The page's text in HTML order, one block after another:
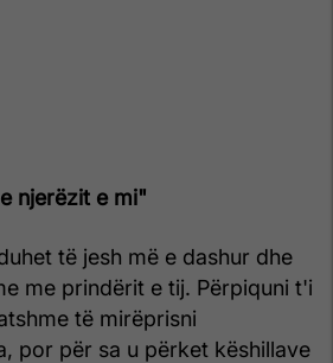
njerëzit e mi"
të jesh më e dashur dhe
me prindërit e tij. Përpiquni t'i
të mirëprisni
por për sa u përket këshillave